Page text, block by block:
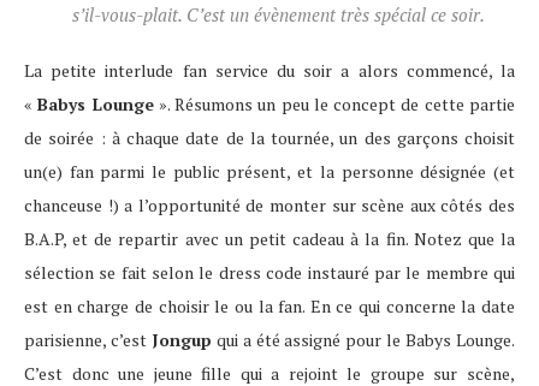
s’il-vous-plait. C’est un évènement très spécial ce soir.
La petite interlude fan service du soir a alors commencé, la
«Babys Lounge». Résumons un peu le concept de cette partie
de soirée : à chaque date de la tournée, un des garçons choisit
un(e) fan parmi le public présent, et la personne désignée (et
chanceuse !) a l’opportunité de monter sur scène aux côtés des
B.A.P, et de repartir avec un petit cadeau à la fin. Notez que la
sélection se fait selon le dress code instauré par le membre qui
est en charge de choisir le ou la fan. En ce qui concerne la date
parisienne, c’est Jongup qui a été assigné pour le Babys Lounge.
C’est donc une jeune fille qui a rejoint le groupe sur scène,